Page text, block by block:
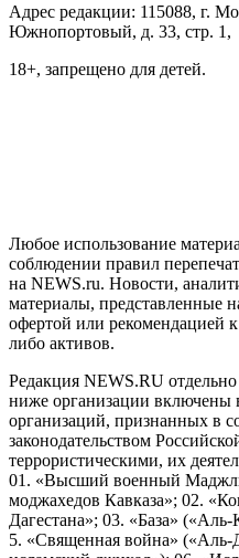
Адрес редакции: 115088, г.
Южнопортовый, д. 33, стр. 1,
18+, запрещено для детей.
Любое использование
соблюдении правил
на NEWS.ru. Новости,
материалы, представленные
офертой или рекомендацией
либо активов.
Редакция NEWS.RU
ниже организации включены
организаций, признанных в
законодательством
террористическими, их
01. «Высший военный
моджахедов Кавказа»; 02.
Дагестана»; 03. «База»
5. «Священная война»